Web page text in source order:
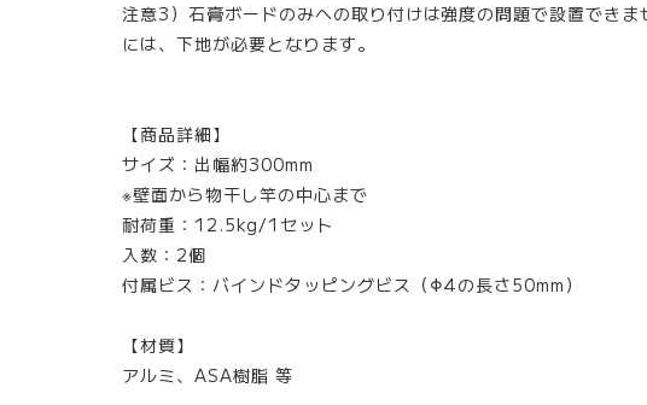
注意3）石膏ボードのみへの取り付けは強度の問題で設置できま
には、下地が必要となります。
【商品詳細】
サイズ：出幅約300mm
※壁面から物干し竿の中心まで
耐荷重：12.5kg/1セット
入数：2個
付属ビス：バインドタッピングビス（Φ4の長さ50mm）
【材質】
アルミ、ASA樹脂 等